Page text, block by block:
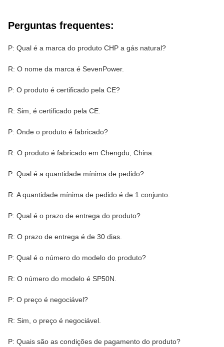
Perguntas frequentes:
P: Qual é a marca do produto CHP a gás natural?
R: O nome da marca é SevenPower.
P: O produto é certificado pela CE?
R: Sim, é certificado pela CE.
P: Onde o produto é fabricado?
R: O produto é fabricado em Chengdu, China.
P: Qual é a quantidade mínima de pedido?
R: A quantidade mínima de pedido é de 1 conjunto.
P: Qual é o prazo de entrega do produto?
R: O prazo de entrega é de 30 dias.
P: Qual é o número do modelo do produto?
R: O número do modelo é SP50N.
P: O preço é negociável?
R: Sim, o preço é negociável.
P: Quais são as condições de pagamento do produto?